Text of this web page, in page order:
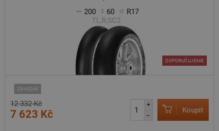
200 60
R17
TL,R,SC2
ZÁVODNÍ
DOPORUČUJEME
12 332 Kč
7 623 Kč
+
–
Koupit